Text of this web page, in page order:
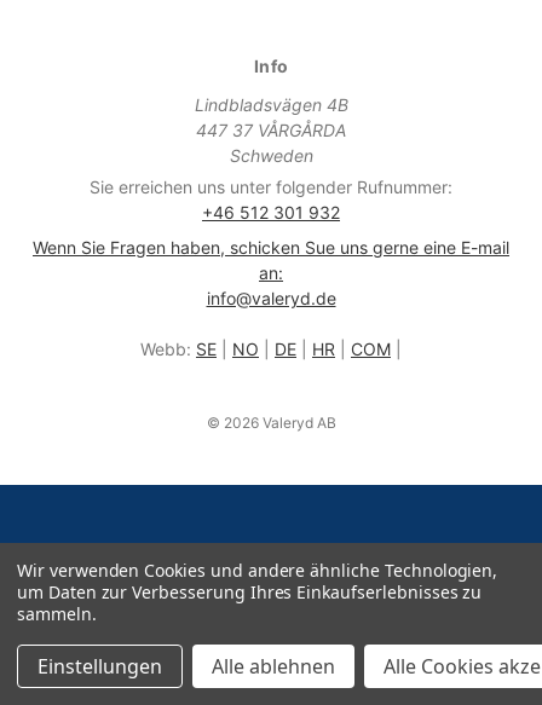
Info
Lindbladsvägen 4B
447 37 VÅRGÅRDA
Schweden
Sie erreichen uns unter folgender Rufnummer:
+46 512 301 932
Wenn Sie Fragen haben, schicken Sue uns gerne eine E-mail
an:
info@valeryd.de
Webb: SE NO DE HR COM
© 2026 Valeryd AB
Wir verwenden Cookies und andere ähnliche Technologien,
um Daten zur Verbesserung Ihres Einkaufserlebnisses zu
sammeln.
Einstellungen Alle ablehnen Alle Cookies